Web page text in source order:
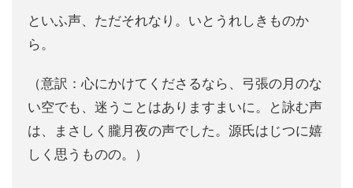
といふ声、ただそれなり。いとうれしきものか
ら。
（意訳：心にかけてくださるなら、弓張の月のな
い空でも、迷うことはありますまいに。と詠む声
は、まさしく朧月夜の声でした。源氏はじつに嬉
しく思うものの。）